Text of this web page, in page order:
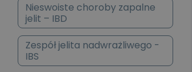
Nieswoiste choroby zapalne
jelit – IBD
Zespół jelita nadwrażliwego -
IBS